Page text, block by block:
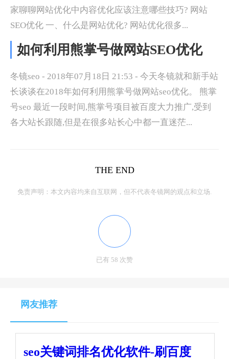
家聊聊网站优化中内容优化应该注意哪些技巧? 网站
SEO优化 一、什么是网站优化? 网站优化很多...
如何利用熊掌号做网站SEO优化
冬镜seo - 2018年07月18日 21:53 - 今天冬镜就和新手站
长谈谈在2018年如何利用熊掌号做网站seo优化。 熊掌
号seo 最近一段时间,熊掌号项目被百度大力推广,受到
各大站长跟随,但是在很多站长心中都一直迷茫...
THE END
免责声明：本文内容均来自互联网，但不代表冬镜网的观点和立场.
已有 58 次赞
网友推荐
seo关键词排名优化软件-刷百度